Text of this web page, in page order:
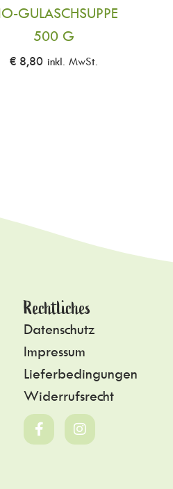
GULASCHSUPPE
500 G
€ 8,80 inkl. MwSt.
Rechtliches
Datenschutz
Impressum
Lieferbedingungen
Widerrufsrecht